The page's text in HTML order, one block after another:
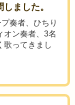
ました。
奏者、ひちり
オン奏者、3名
歌ってきまし